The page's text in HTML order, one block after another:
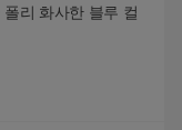
리 화사한 블루 컬